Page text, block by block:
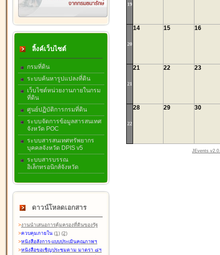
ลิ้งค์เว็บไซต์
กรมที่ดิน
ระบบค้นหารูปแปลงที่ดิน
เว็บไซต์หน่วยงานภายในกรม
ที่ดิน
ศูนย์ปฏิบัติการกรมที่ดิน
ระบบจัดการข้อมูลสารสนเทศ
จังหวัด POC
ระบบสารสนเทศทรัพยากร
บุคคลจังหวัด DPIS v5
ระบบสารบรรณ
อิเล็กทรอนิกส์จังหวัด
ดาวน์โหลดเอกสาร
>งานนำเสนอการคุ้มครองที่ดินของรัฐ
>ควบคุมภายใน (1) (2)
>หนังสือสังการ-แบบประเมินคุณภาพฯ
>หนังสือขอเชิญประชุมตาม มาตรา ๘ฯ
19
20
14 15 16
21
21 22 23
22
28 29 30
JEvents